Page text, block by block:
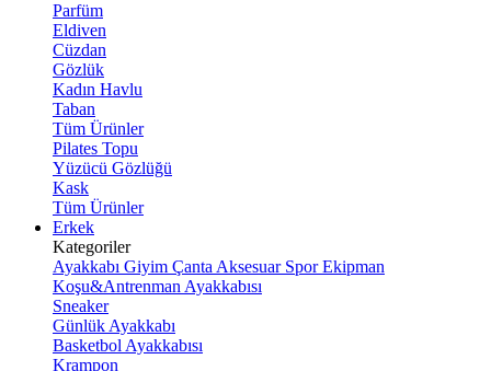
Parfüm
Eldiven
Cüzdan
Gözlük
Kadın Havlu
Taban
Tüm Ürünler
Pilates Topu
Yüzücü Gözlüğü
Kask
Tüm Ürünler
Erkek
Kategoriler
Ayakkabı Giyim Çanta Aksesuar Spor Ekipman
Koşu&Antrenman Ayakkabısı
Sneaker
Günlük Ayakkabı
Basketbol Ayakkabısı
Krampon